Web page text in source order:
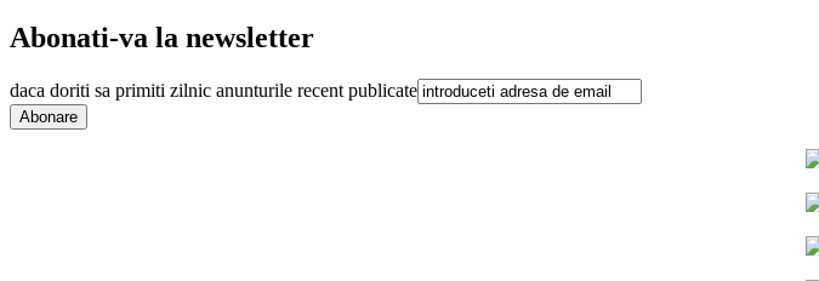
Abonati-va la newsletter
daca doriti sa primiti zilnic anunturile recent publicate